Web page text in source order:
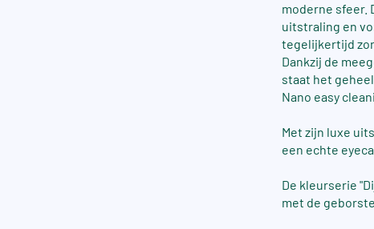
moderne sfeer.
uitstraling en
tegelijkertijd
Dankzij de
staat het
Nano easy
Met zijn luxe
een echte
De kleurserie
met de